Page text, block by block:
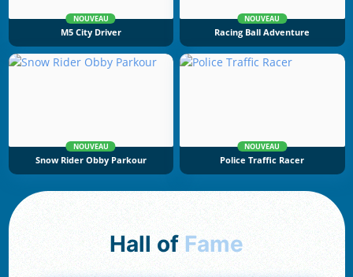
NOUVEAU
M5 City Driver
NOUVEAU
Racing Ball Adventure
NOUVEAU
Snow Rider Obby Parkour
NOUVEAU
Police Traffic Racer
Hall of Fame